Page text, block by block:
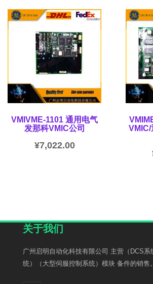
VMIVME-1101 通用电气
发那科VMIC公司
¥7,022.00
关于我们
广州启明自动化科技有限公司 主营（DCS系
统）（大型伺服控制系统）模块 备件的销售。